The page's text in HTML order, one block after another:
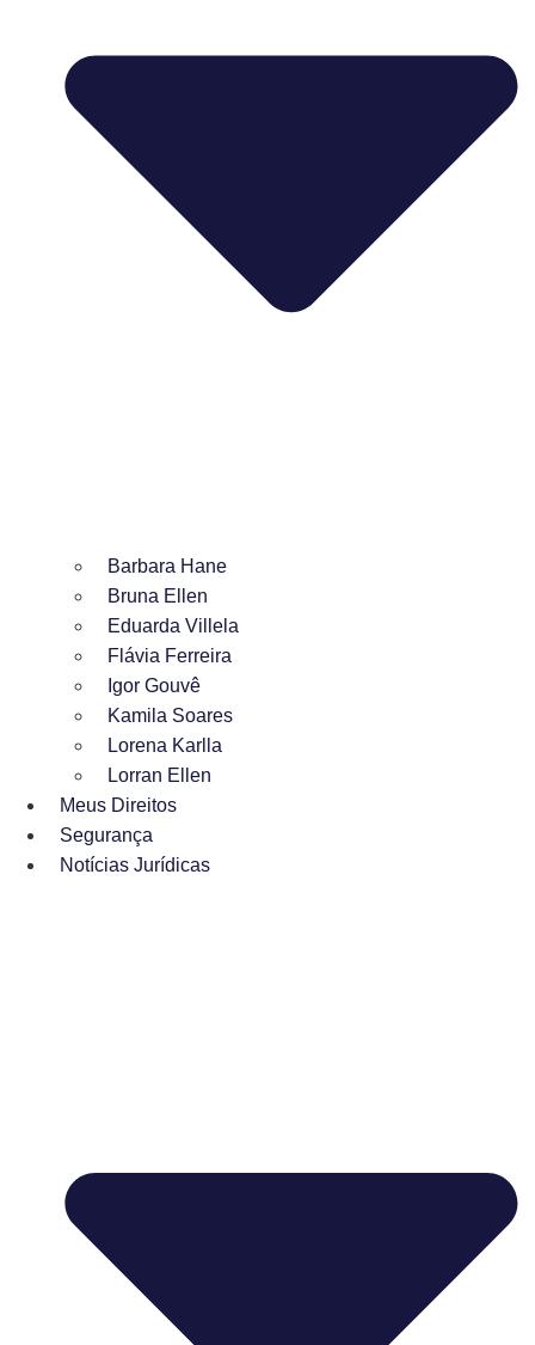
Barbara Hane
Bruna Ellen
Eduarda Villela
Flávia Ferreira
Igor Gouvê
Kamila Soares
Lorena Karlla
Lorran Ellen
Meus Direitos
Segurança
Notícias Jurídicas